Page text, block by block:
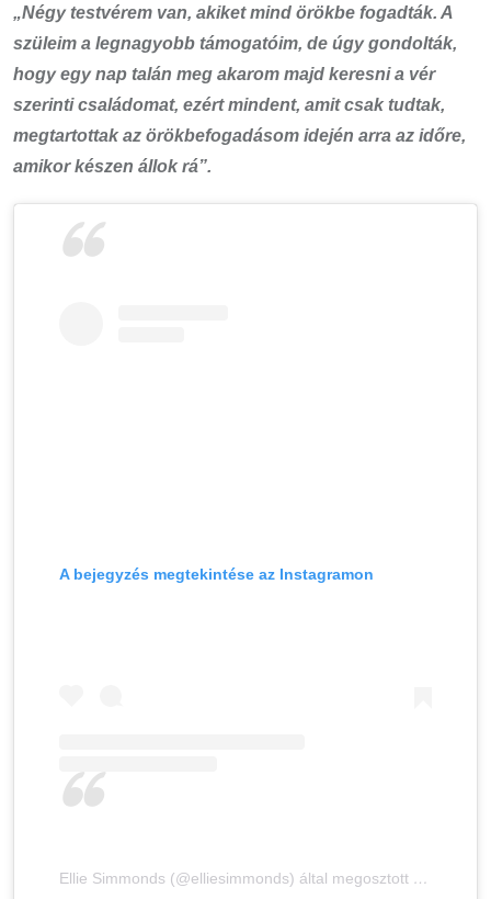
„Négy testvérem van, akiket mind örökbe fogadták. A
szüleim a legnagyobb támogatóim, de úgy gondolták,
hogy egy nap talán meg akarom majd keresni a vér
szerinti családomat, ezért mindent, amit csak tudtak,
megtartottak az örökbefogadásom idején arra az időre,
amikor készen állok rá”.
A bejegyzés megtekintése az Instagramon
Ellie Simmonds (@elliesimmonds) által megosztott bejegyzés